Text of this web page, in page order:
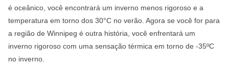
é oceânico, você encontrará um inverno menos rigoroso e a
temperatura em torno dos 30°C no verão. Agora se você for para
a região de Winnipeg é outra história, você enfrentará um
inverno rigoroso com uma sensação térmica em torno de -35ºC
no inverno.